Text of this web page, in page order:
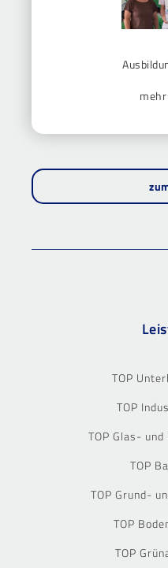
TOP
TOP
TOP Glas-
TOP
TOP Grund-
TOP
TOP